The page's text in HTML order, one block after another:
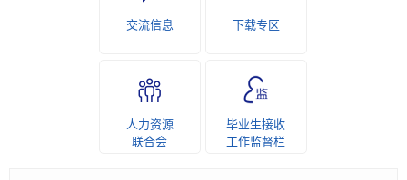
交流信息 下载专区
人力资源
联合会
毕业生接收
工作监督栏